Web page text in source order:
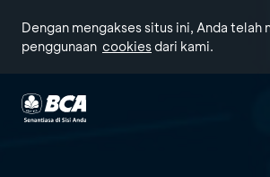
Dengan mengakses situs ini, Anda telah
penggunaan cookiesdari kami.